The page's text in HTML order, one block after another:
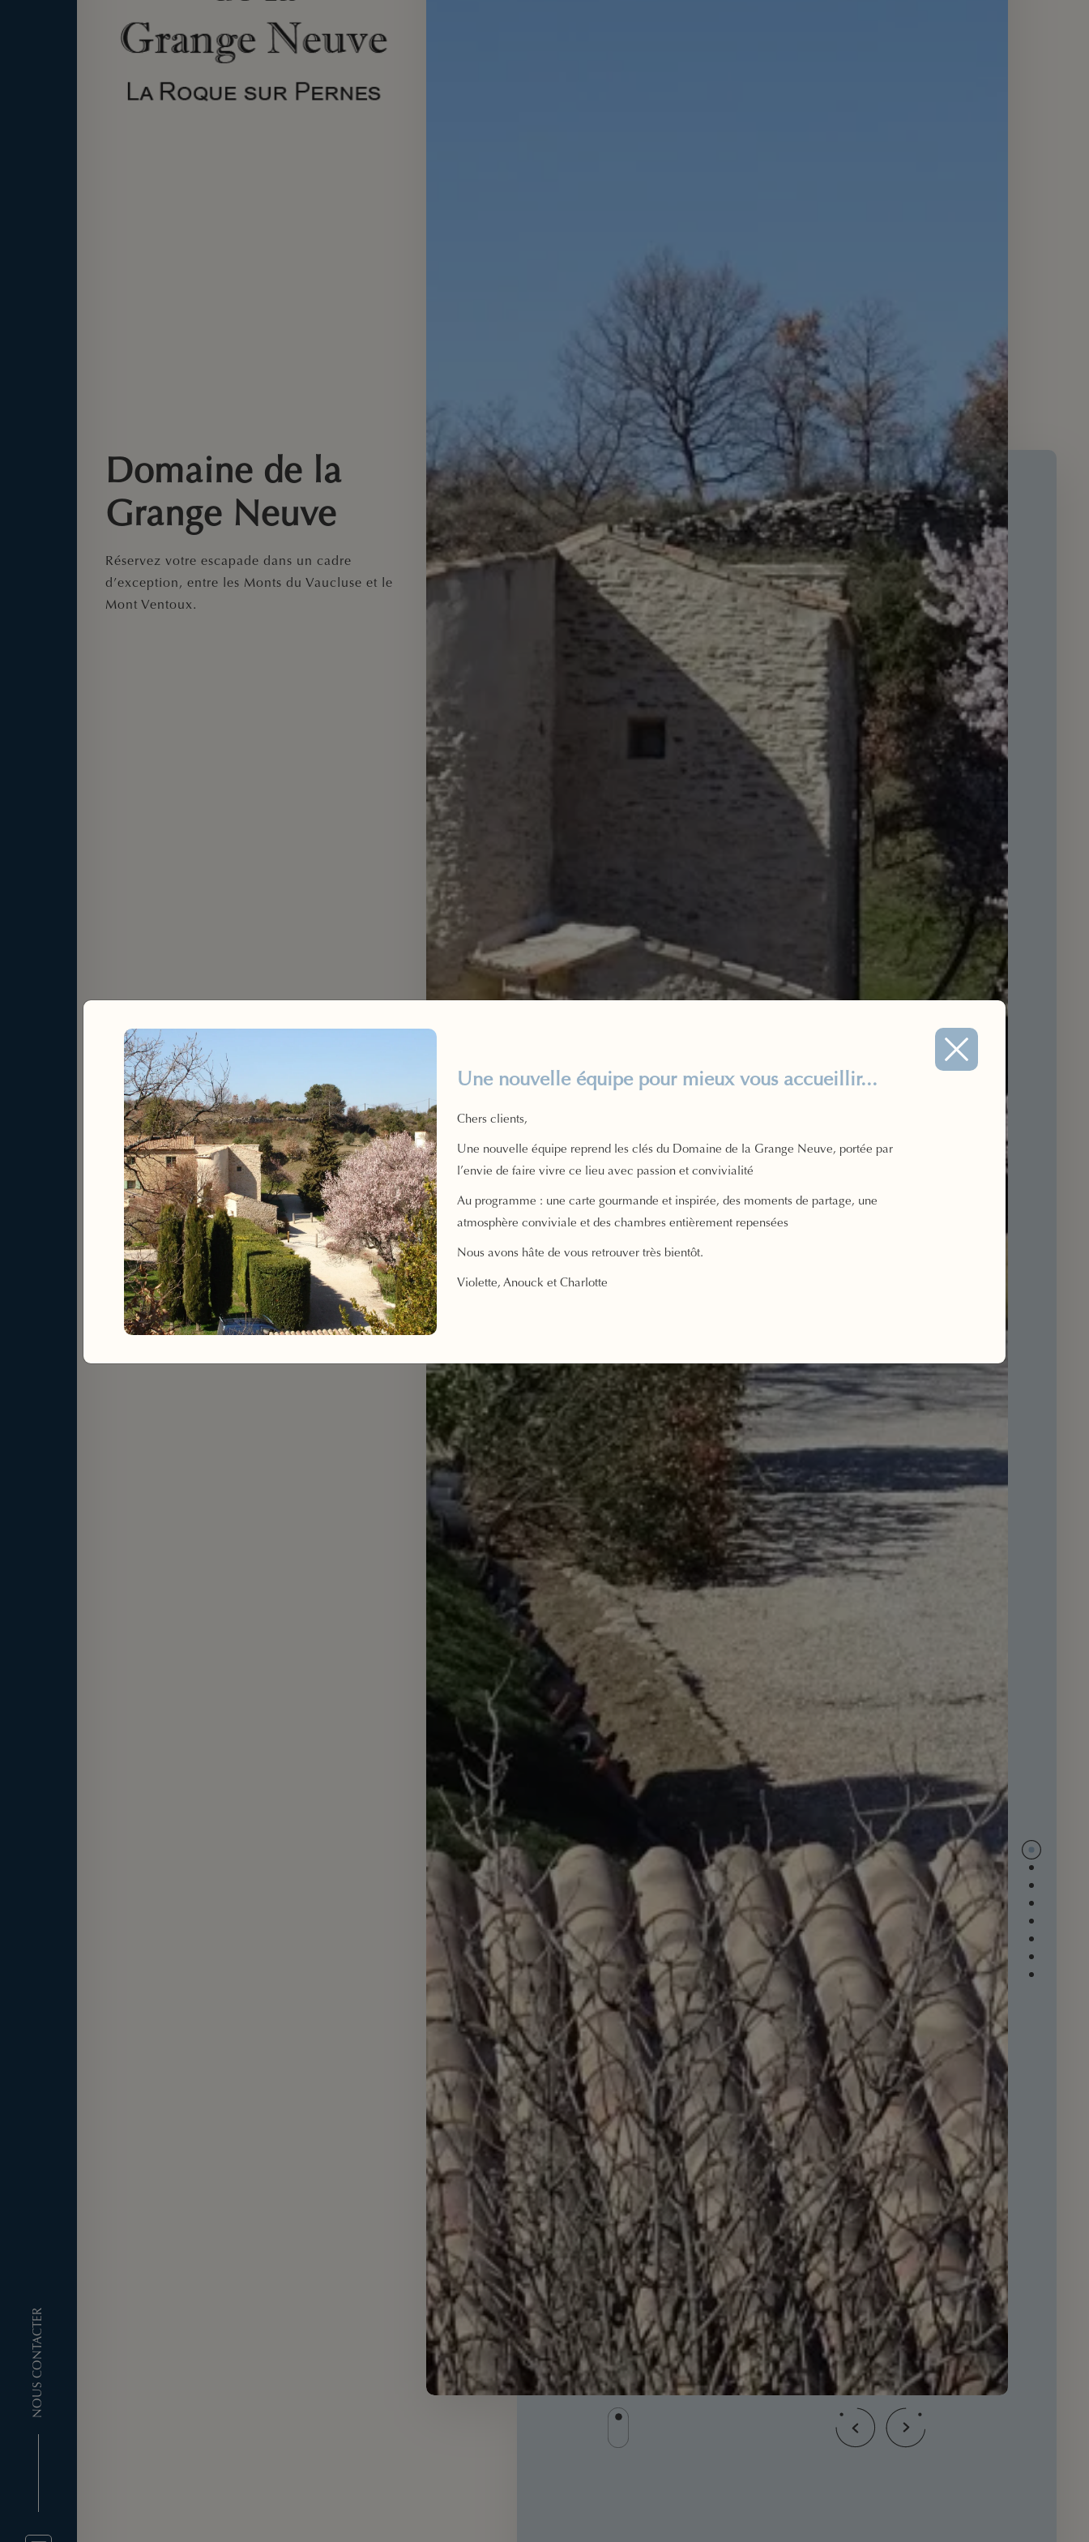
NOUS CONTACTER
Domaine de la
Grange Neuve
Réservez votre escapade dans un cadre
d’exception, entre les Monts du Vaucluse et le
Mont Ventoux.
Une nouvelle équipe pour mieux vous accueillir...
Chers clients,
Une nouvelle équipe reprend les clés du Domaine de la Grange Neuve, portée par
l’envie de faire vivre ce lieu avec passion et convivialité
Au programme : une carte gourmande et inspirée, des moments de partage, une
atmosphère conviviale et des chambres entièrement repensées
Nous avons hâte de vous retrouver très bientôt.
Violette, Anouck et Charlotte